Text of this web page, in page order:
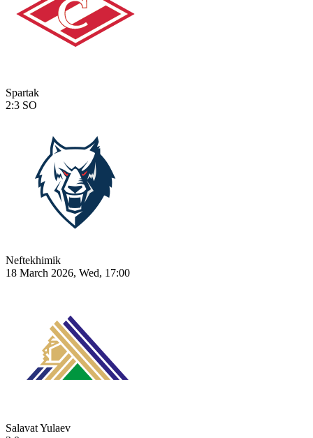
Spartak
2:3 SO
Neftekhimik
18 March 2026, Wed, 17:00
Salavat Yulaev